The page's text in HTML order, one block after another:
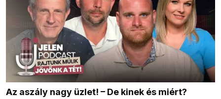
Az aszály nagy üzlet! – De kinek és miért?